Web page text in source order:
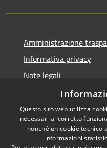
Amministrazione
Informativa privacy
Note legali
Dichiarazione di
RSS
Questo sito web utilizza
necessari al corretto
nonché un cookie tecnico
informazioni